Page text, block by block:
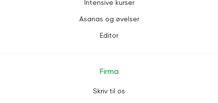
Intensive kurser
Asanas og øvelser
Editor
Firma
Skriv til os